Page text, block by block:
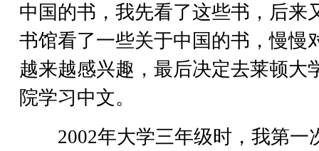
中国的书，我先看了这些书，后来
书馆看了一些关于中国的书，慢慢
越来越感兴趣，最后决定去莱顿大
院学习中文。
2002年大学三年级时，我第一